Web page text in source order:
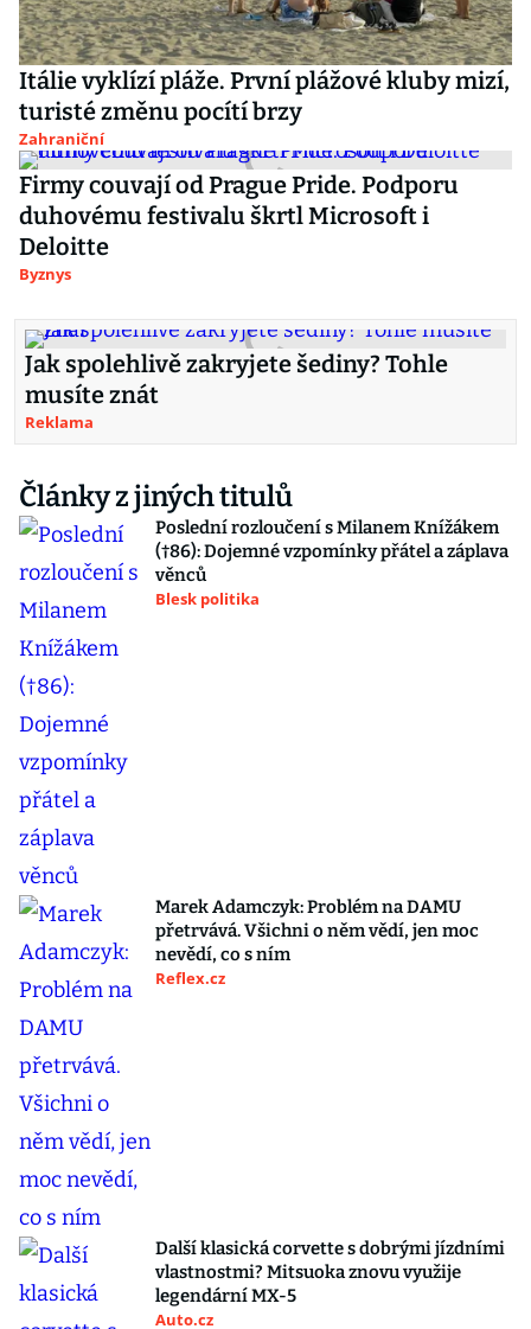
Itálie vyklízí pláže. První plážové kluby mizí,
turisté změnu pocítí brzy
Zahraniční
Firmy couvají od Prague Pride. Podporu
duhovému festivalu škrtl Microsoft i
Deloitte
Byznys
Jak spolehlivě zakryjete šediny? Tohle
musíte znát
Reklama
Články z jiných titulů
Poslední rozloučení s Milanem Knížákem
(†86): Dojemné vzpomínky přátel a záplava
věnců
Blesk politika
Marek Adamczyk: Problém na DAMU
přetrvává. Všichni o něm vědí, jen moc
nevědí, co s ním
Reflex.cz
Další klasická corvette s dobrými jízdními
vlastnostmi? Mitsuoka znovu využije
legendární MX-5
Auto.cz